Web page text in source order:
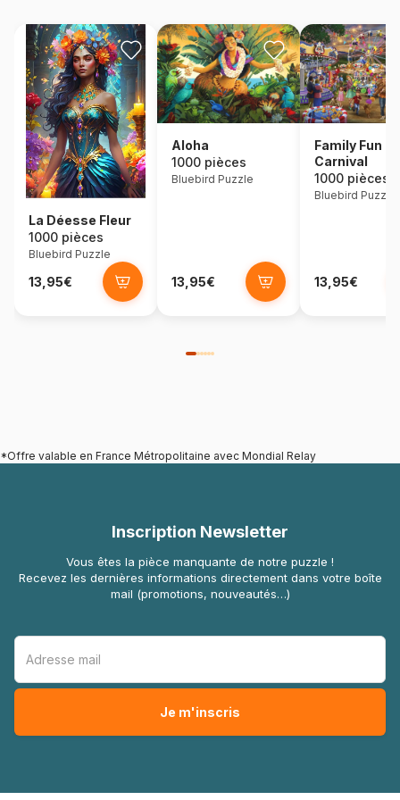
La Déesse Fleur
1000 pièces
Bluebird Puzzle
13,95€
Aloha
1000 pièces
Bluebird Puzzle
13,95€
Family Fun
Carnival
1000 pièces
Bluebird Puzzle
13,95€
*Offre valable en France Métropolitaine avec Mondial Relay
Inscription Newsletter
Vous êtes la pièce manquante de notre puzzle !
Recevez les dernières informations directement dans votre boîte
mail (promotions, nouveautés…)